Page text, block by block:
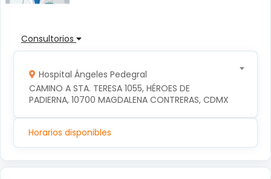
Consultorios
Hospital Ángeles Pedegral
CAMINO A STA. TERESA 1055, HÉROES DE
PADIERNA, 10700 MAGDALENA CONTRERAS, CDMX
Horarios disponibles